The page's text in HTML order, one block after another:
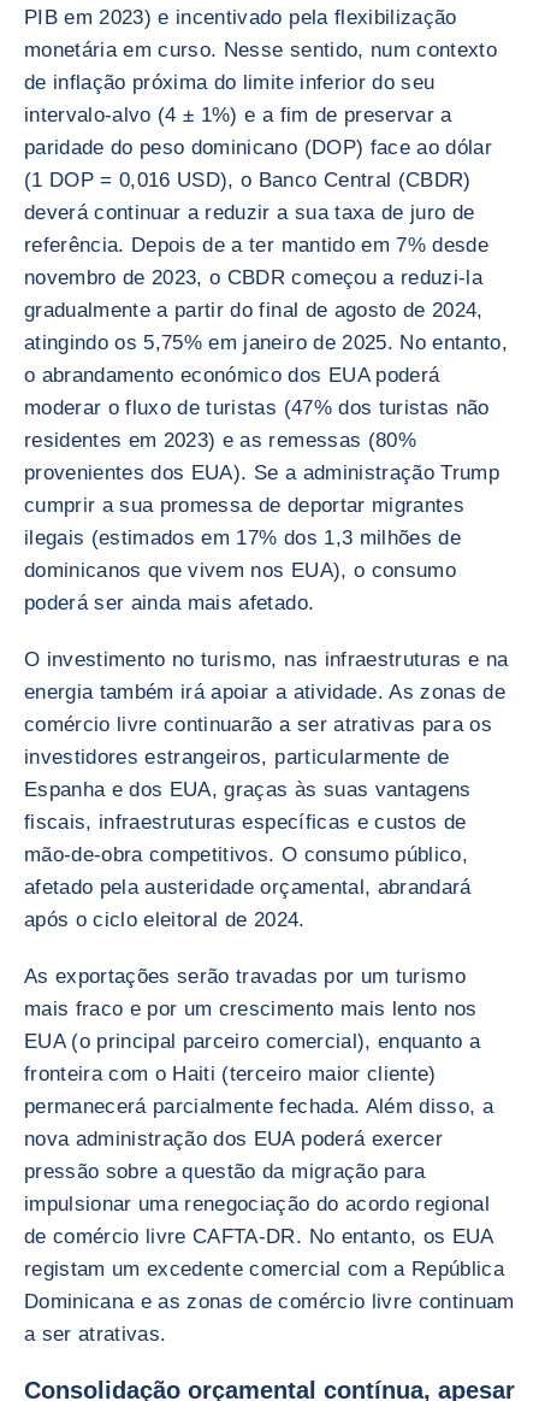
PIB em 2023) e incentivado pela flexibilização
monetária em curso. Nesse sentido, num contexto
de inflação próxima do limite inferior do seu
intervalo-alvo (4 ± 1%) e a fim de preservar a
paridade do peso dominicano (DOP) face ao dólar
(1 DOP = 0,016 USD), o Banco Central (CBDR)
deverá continuar a reduzir a sua taxa de juro de
referência. Depois de a ter mantido em 7% desde
novembro de 2023, o CBDR começou a reduzi-la
gradualmente a partir do final de agosto de 2024,
atingindo os 5,75% em janeiro de 2025. No entanto,
o abrandamento económico dos EUA poderá
moderar o fluxo de turistas (47% dos turistas não
residentes em 2023) e as remessas (80%
provenientes dos EUA). Se a administração Trump
cumprir a sua promessa de deportar migrantes
ilegais (estimados em 17% dos 1,3 milhões de
dominicanos que vivem nos EUA), o consumo
poderá ser ainda mais afetado.
O investimento no turismo, nas infraestruturas e na
energia também irá apoiar a atividade. As zonas de
comércio livre continuarão a ser atrativas para os
investidores estrangeiros, particularmente de
Espanha e dos EUA, graças às suas vantagens
fiscais, infraestruturas específicas e custos de
mão-de-obra competitivos. O consumo público,
afetado pela austeridade orçamental, abrandará
após o ciclo eleitoral de 2024.
As exportações serão travadas por um turismo
mais fraco e por um crescimento mais lento nos
EUA (o principal parceiro comercial), enquanto a
fronteira com o Haiti (terceiro maior cliente)
permanecerá parcialmente fechada. Além disso, a
nova administração dos EUA poderá exercer
pressão sobre a questão da migração para
impulsionar uma renegociação do acordo regional
de comércio livre CAFTA-DR. No entanto, os EUA
registam um excedente comercial com a República
Dominicana e as zonas de comércio livre continuam
a ser atrativas.
Consolidação orçamental contínua, apesar